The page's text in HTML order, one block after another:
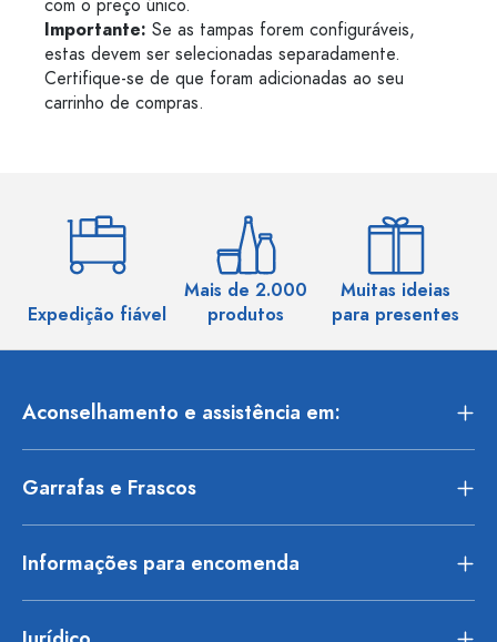
com o preço único.
Importante: Se as tampas forem configuráveis,
estas devem ser selecionadas separadamente.
Certifique-se de que foram adicionadas ao seu
carrinho de compras.
Expedição fiável
Mais de 2.000
produtos
Muitas ideias
para presentes
Aconselhamento e assistência em:
Garrafas e Frascos
Informações para encomenda